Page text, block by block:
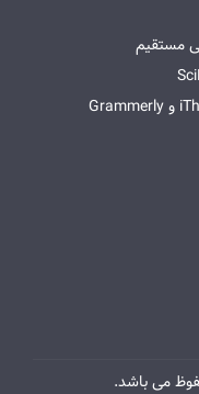
مستقیم
می باشد.